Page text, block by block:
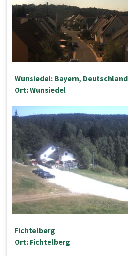
Wunsiedel: Bayern, Deutschland
Ort: Wunsiedel
Fichtelberg
Ort: Fichtelberg